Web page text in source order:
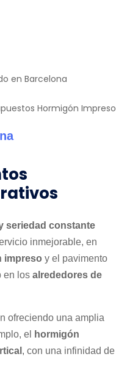
seriedad constante
inmejorable, en
impreso y el pavimento
en los alrededores de
ofreciendo una amplia
el
hormigón
, con una infinidad de